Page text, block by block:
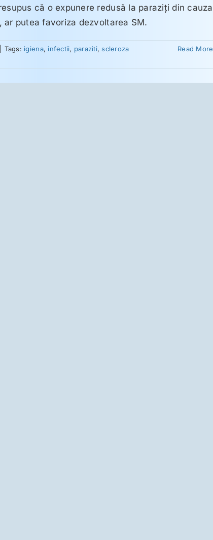
că o expunere redusă la paraziţi din cauza
putea favoriza dezvoltarea SM.
Tags: igiena, infectii, paraziti, scleroza
Read More